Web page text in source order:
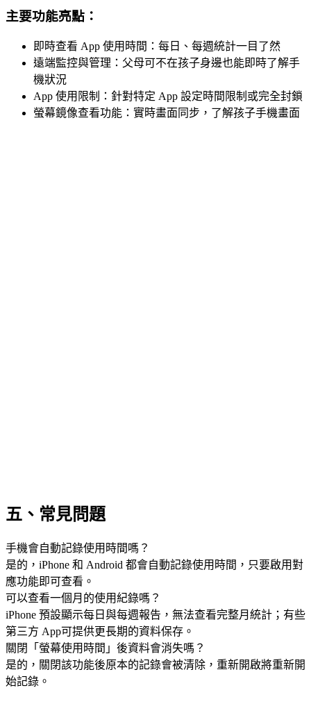
主要功能亮點：
即時查看 App 使用時間：每日、每週統計一目了然
遠端監控與管理：父母可不在孩子身邊也能即時了解手
機狀況
App 使用限制：針對特定 App 設定時間限制或完全封鎖
螢幕鏡像查看功能：實時畫面同步，了解孩子手機畫面
五、常見問題
手機會自動記錄使用時間嗎？
是的，iPhone 和 Android 都會自動記錄使用時間，只要啟用對
應功能即可查看。
可以查看一個月的使用紀錄嗎？
iPhone 預設顯示每日與每週報告，無法查看完整月統計；有些
第三方 App可提供更長期的資料保存。
關閉「螢幕使用時間」後資料會消失嗎？
是的，關閉該功能後原本的記錄會被清除，重新開啟將重新開
始記錄。